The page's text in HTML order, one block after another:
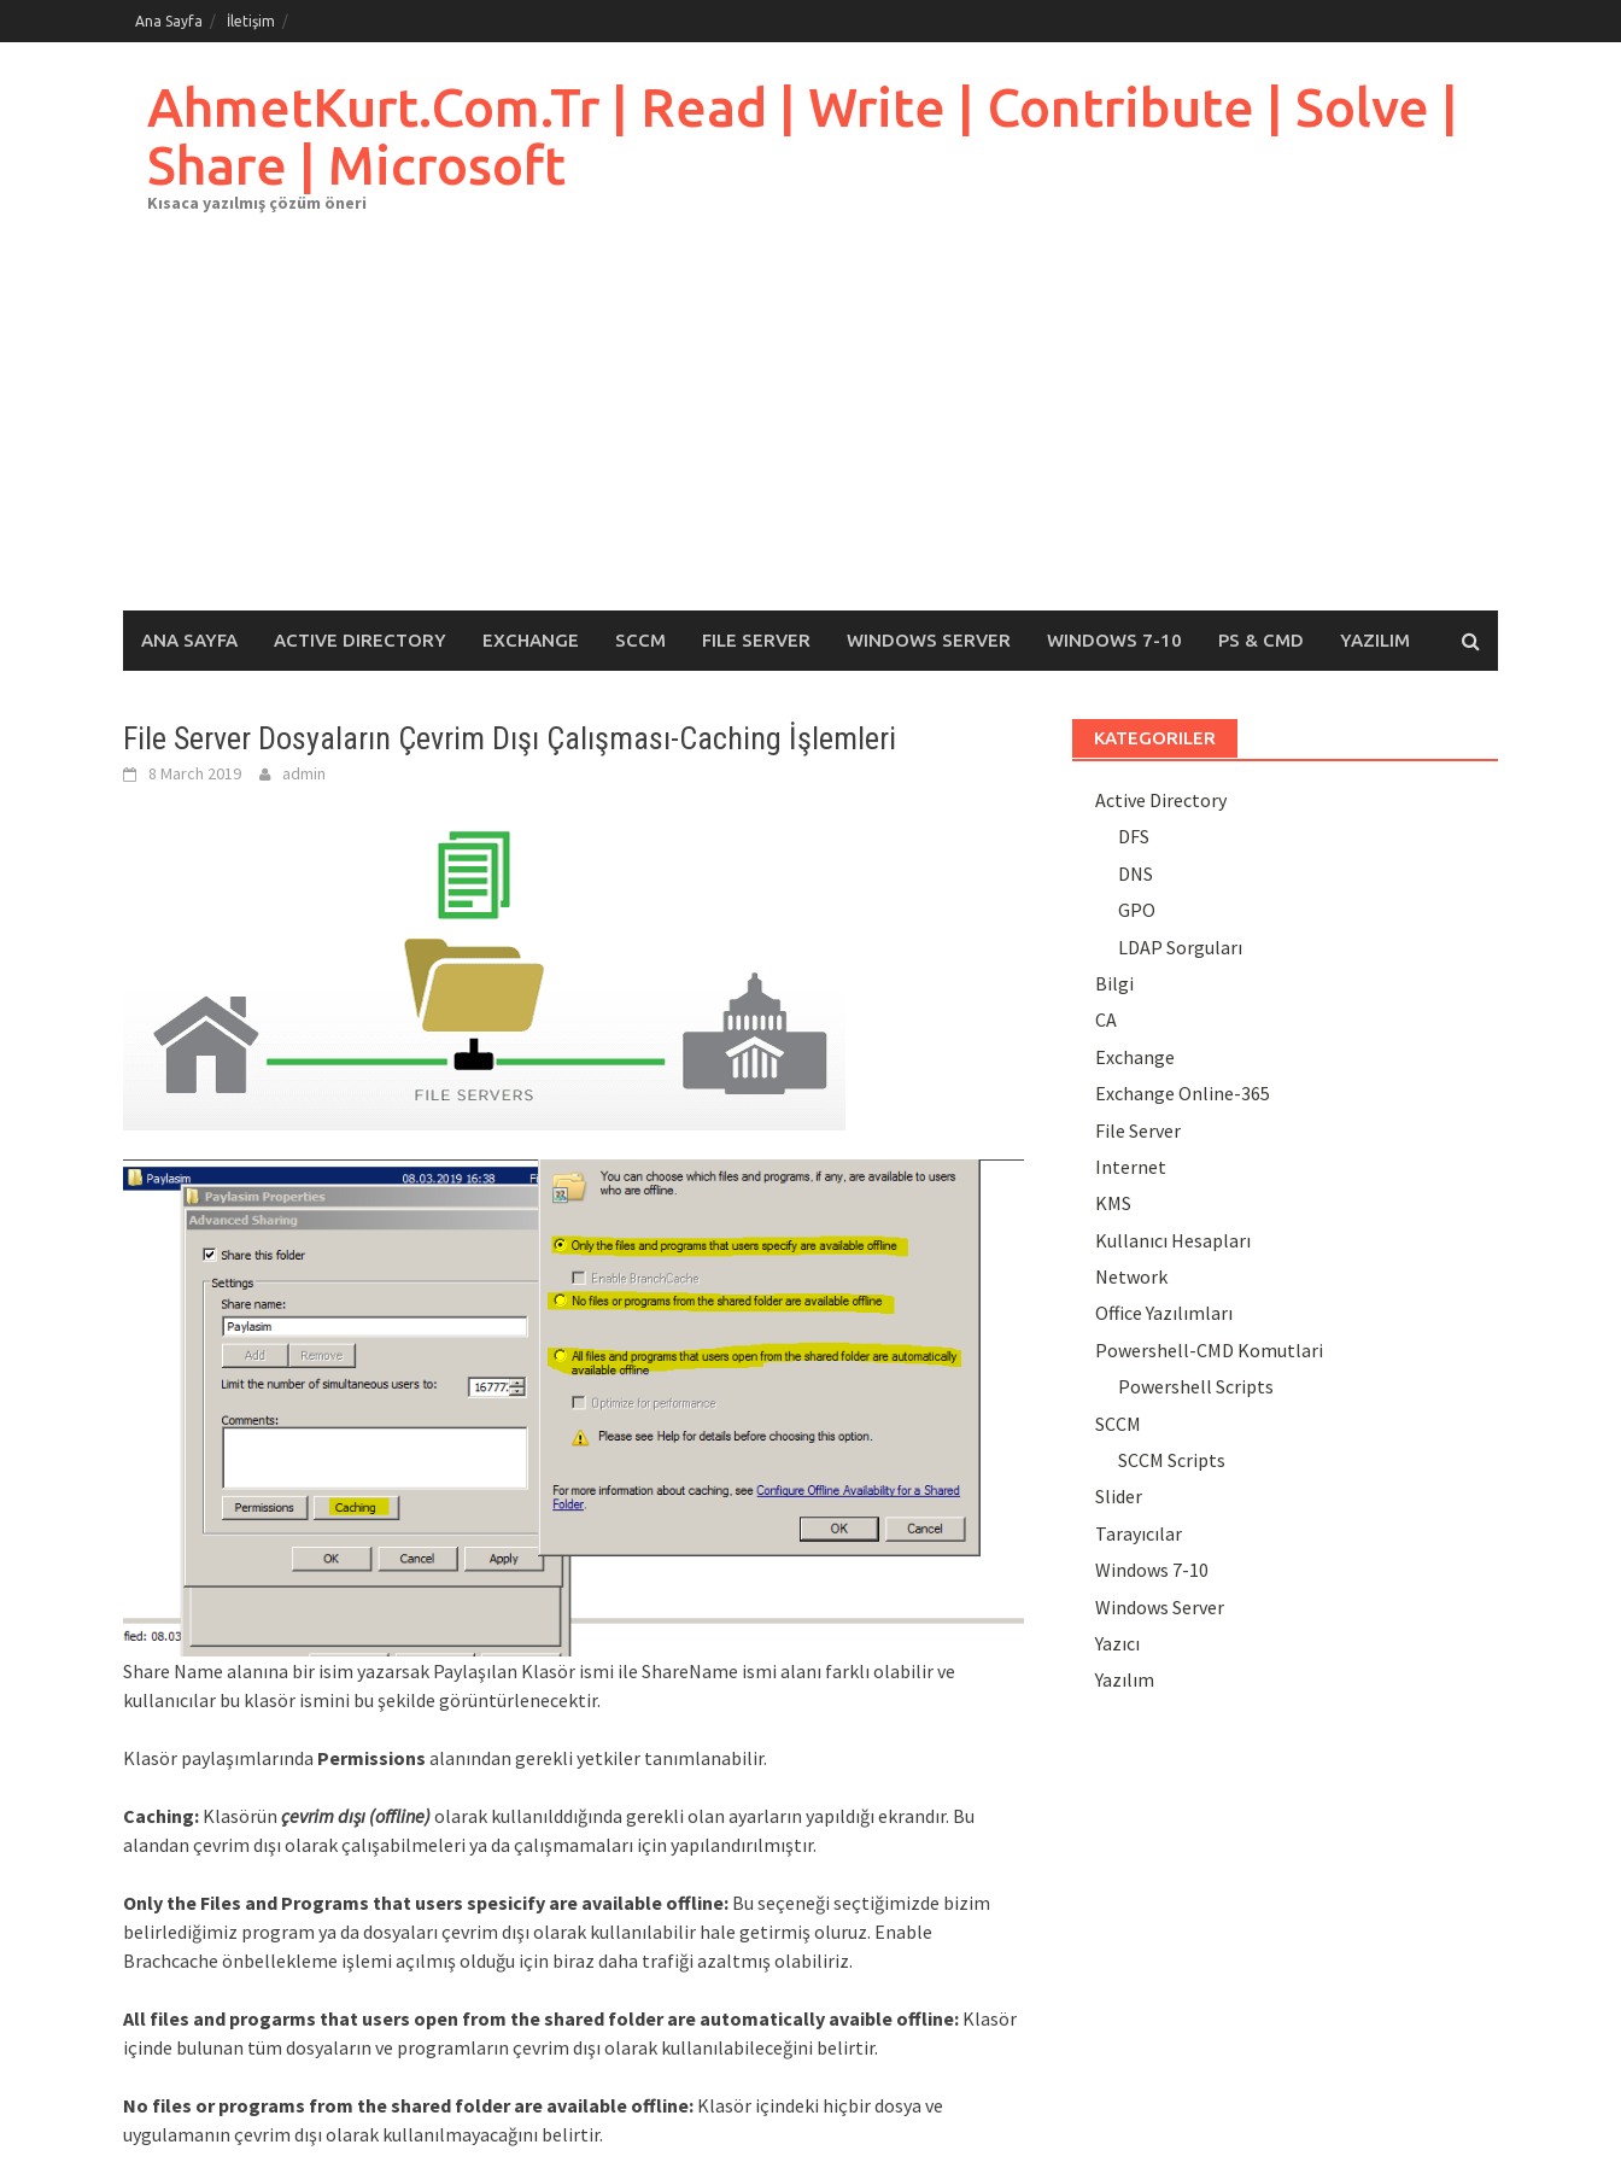
to
Ana Sayfa İletişim
AhmetKurt.Com.Tr | Read | Write | Contribute | Solve |
Share | Microsoft
Kısaca yazılmış çözüm öneri
ANA SAYFA ACTIVE DIRECTORY EXCHANGE SCCM FILE SERVER WINDOWS SERVER WINDOWS 7-10 PS & CMD YAZILIM
File Server Dosyaların Çevrim Dışı Çalışması-Caching İşlemleri
8 March 2019 admin
Share Name alanına bir isim yazarsak Paylaşılan Klasör ismi ile ShareName ismi alanı farklı olabilir ve
kullanıcılar bu klasör ismini bu şekilde görüntürlenecektir.
Klasör paylaşımlarında Permissions alanından gerekli yetkiler tanımlanabilir.
Caching: Klasörün çevrim dışı (offline)olarak kullanılddığında gerekli olan ayarların yapıldığı ekrandır. Bu
alandan çevrim dışı olarak çalışabilmeleri ya da çalışmamaları için yapılandırılmıştır.
Only the Files and Programs that users spesicify are available offline: Bu seçeneği seçtiğimizde bizim
belirlediğimiz program ya da dosyaları çevrim dışı olarak kullanılabilir hale getirmiş oluruz. Enable
Brachcache önbellekleme işlemi açılmış olduğu için biraz daha trafiği azaltmış olabiliriz.
All files and progarms that users open from the shared folder are automatically avaible offline: Klasör
içinde bulunan tüm dosyaların ve programların çevrim dışı olarak kullanılabileceğini belirtir.
No files or programs from the shared folder are available offline: Klasör içindeki hiçbir dosya ve
uygulamanın çevrim dışı olarak kullanılmayacağını belirtir.
KATEGORILER
Active Directory
DFS
DNS
GPO
LDAP Sorguları
Bilgi
CA
Exchange
Exchange Online-365
File Server
Internet
KMS
Kullanıcı Hesapları
Network
Office Yazılımları
Powershell-CMD Komutlari
Powershell Scripts
SCCM
SCCM Scripts
Slider
Tarayıcılar
Windows 7-10
Windows Server
Yazıcı
Yazılım